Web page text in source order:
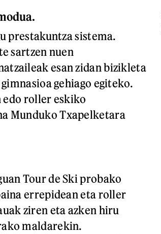
prestakuntza sistema.
sartzen nuen
esan zidan bizikleta
gehiago egiteko.
edo roller eskiko
Munduko Txapelketara
Tour de Ski probako
errepidean eta roller
ziren eta azken hiru
maldarekin.